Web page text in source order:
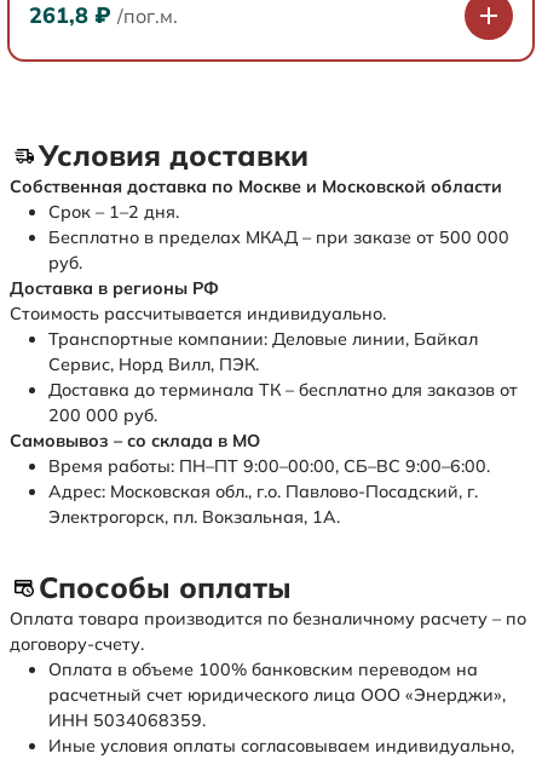
261,8 ₽ /пог.м.
Условия доставки
Собственная доставка по Москве и Московской области
Срок – 1–2 дня.
Бесплатно в пределах МКАД – при заказе от 500 000
руб.
Доставка в регионы РФ
Стоимость рассчитывается индивидуально.
Транспортные компании: Деловые линии, Байкал
Сервис, Норд Вилл, ПЭК.
Доставка до терминала ТК – бесплатно для заказов от
200 000 руб.
Самовывоз – со склада в МО
Время работы: ПН–ПТ 9:00–00:00, СБ–ВС 9:00–6:00.
Адрес: Московская обл., г.о. Павлово-Посадский, г.
Электрогорск, пл. Вокзальная, 1А.
Способы оплаты
Оплата товара производится по безналичному расчету – по
договору-счету.
Оплата в объеме 100% банковским переводом на
расчетный счет юридического лица ООО «Энерджи»,
ИНН 5034068359.
Иные условия оплаты согласовываем индивидуально,